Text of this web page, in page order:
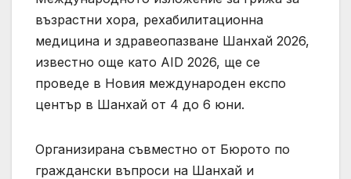
възрастни хора, рехабилитационна
медицина и здравеопазване Шанхай 2026,
известно още като AID 2026, ще се
проведе в Новия международен експо
център в Шанхай от 4 до 6 юни.
Организирана съвместно от Бюрото по
граждански въпроси на Шанхай и